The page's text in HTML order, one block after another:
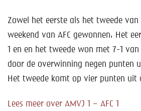
Toekomst
Kalender
Zowel het eerste als het tweede van
weekend van AFC gewonnen. Het
1 en en het tweede won met 7-1 van
door de overwinning negen punten
Het tweede komt op vier punten uit
Lees meer over AMVJ 1 – AFC 1